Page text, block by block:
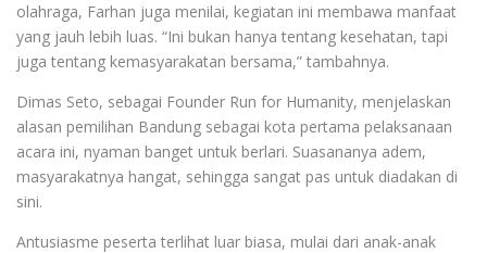
olahraga, Farhan juga menilai, kegiatan ini membawa manfaat
yang jauh lebih luas. “Ini bukan hanya tentang kesehatan, tapi
juga tentang kemasyarakatan bersama,” tambahnya.
Dimas Seto, sebagai Founder Run for Humanity, menjelaskan
alasan pemilihan Bandung sebagai kota pertama pelaksanaan
acara ini, nyaman banget untuk berlari. Suasananya adem,
masyarakatnya hangat, sehingga sangat pas untuk diadakan di
sini.
Antusiasme peserta terlihat luar biasa, mulai dari anak-anak